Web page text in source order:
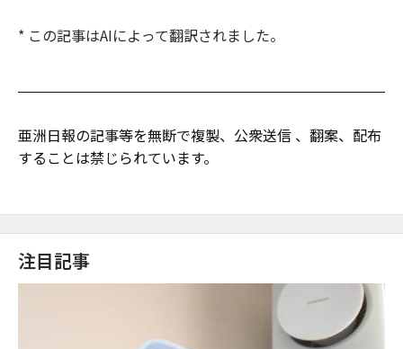
* この記事はAIによって翻訳されました。
亜洲日報の記事等を無断で複製、公衆送信 、翻案、配布
することは禁じられています。
注目記事